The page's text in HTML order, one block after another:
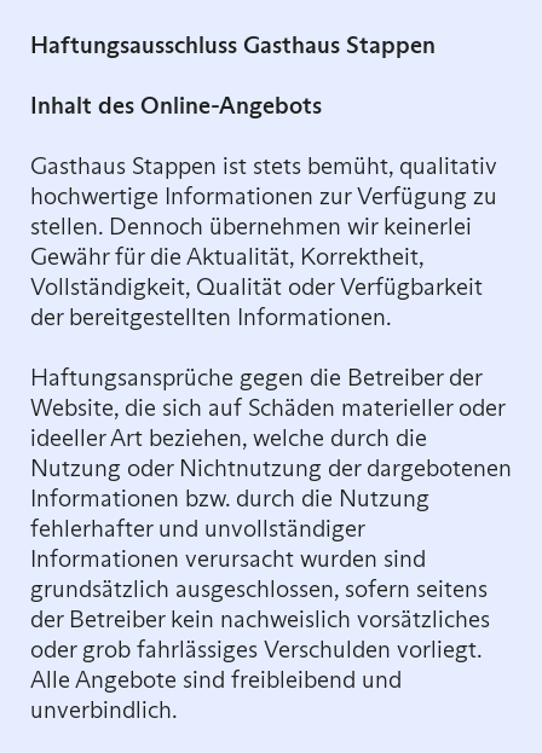
Haftungsausschluss Gasthaus Stappen
Inhalt des Online-Angebots
Gasthaus Stappen ist stets bemüht, qualitativ
hochwertige Informationen zur Verfügung zu
stellen. Dennoch übernehmen wir keinerlei
Gewähr für die Aktualität, Korrektheit,
Vollständigkeit, Qualität oder Verfügbarkeit
der bereitgestellten Informationen.
Haftungsansprüche gegen die Betreiber der
Website, die sich auf Schäden materieller oder
ideeller Art beziehen, welche durch die
Nutzung oder Nichtnutzung der dargebotenen
Informationen bzw. durch die Nutzung
fehlerhafter und unvollständiger
Informationen verursacht wurden sind
grundsätzlich ausgeschlossen, sofern seitens
der Betreiber kein nachweislich vorsätzliches
oder grob fahrlässiges Verschulden vorliegt.
Alle Angebote sind freibleibend und
unverbindlich.